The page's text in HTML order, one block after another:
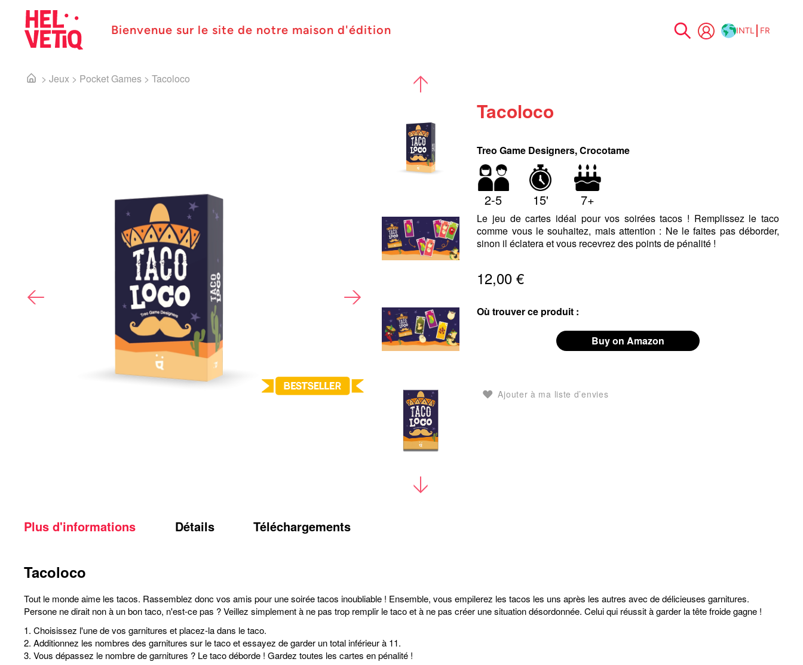
Bienvenue sur le site de notre maison d'édition
Allez
INTL FR
> Jeux > Pocket Games > Tacoloco
Tacoloco
Treo Game Designers, Crocotame
2-5 15' 7+
Le jeu de cartes idéal pour vos soirées tacos ! Remplissez le taco
comme vous le souhaitez, mais attention : Ne le faites pas déborder,
sinon il éclatera et vous recevrez des points de pénalité !
12,00 €
Où trouver ce produit :
Buy on Amazon
Ajouter à ma liste d’envies
Plus d'informations
Tacoloco
Tout le monde aime les tacos. Rassemblez donc vos amis pour une soirée tacos inoubliable ! Ensemble, vous empilerez les tacos les uns après les autres avec de délicieuses garnitures.
Persone ne dirait non à un bon taco, n'est-ce pas ? Veillez simplement à ne pas trop remplir le taco et à ne pas créer une situation désordonnée. Celui qui réussit à garder la tête froide gagne !
1. Choisissez l'une de vos garnitures et placez-la dans le taco.
2. Additionnez les nombres des garnitures sur le taco et essayez de garder un total inférieur à 11.
3. Vous dépassez le nombre de garnitures ? Le taco déborde ! Gardez toutes les cartes en pénalité !
Détails Téléchargements